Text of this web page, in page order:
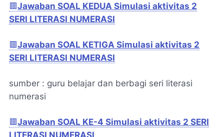
🟥Jawaban SOAL KEDUA Simulasi aktivitas 2
SERI LITERASI NUMERASI
🟥Jawaban SOAL KETIGA Simulasi aktivitas 2
SERI LITERASI NUMERASI
sumber : guru belajar dan berbagi seri literasi
numerasi
🟥Jawaban SOAL KE-4 Simulasi aktivitas 2 SERI
LITERASI NUMERASI